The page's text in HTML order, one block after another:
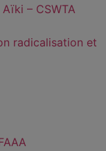
– CSWTA
radicalisation et